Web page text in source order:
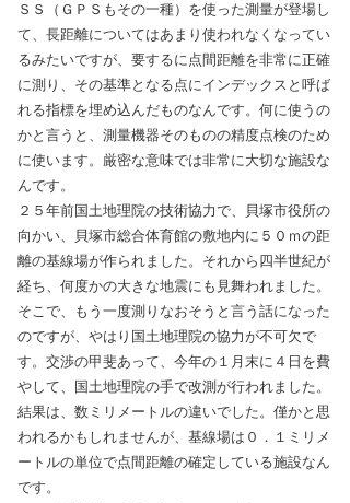
ＳＳ（ＧＰＳもその一種）を使った測量が登場し
て、長距離についてはあまり使われなくなってい
るみたいですが、要するに点間距離を非常に正確
に測り、その基準となる点にインデックスと呼ば
れる指標を埋め込んだものなんです。何に使うの
かと言うと、測量機器そのものの精度点検のため
に使います。厳密な意味では非常に大切な施設な
んです。
２５年前国土地理院の技術協力で、貝塚市役所の
向かい、貝塚市総合体育館の敷地内に５０ｍの距
離の基線場が作られました。それから四半世紀が
経ち、何度かの大きな地震にも見舞われました。
そこで、もう一度測りなおそうと言う話になった
のですが、やはり国土地理院の協力が不可欠で
す。交渉の甲斐あって、今年の１月末に４日を費
やして、国土地理院の手で改測が行われました。
結果は、数ミリメートルの違いでした。僅かと思
われるかもしれませんが、基線場は０．１ミリメ
ートルの単位で点間距離の確定している施設なん
です。